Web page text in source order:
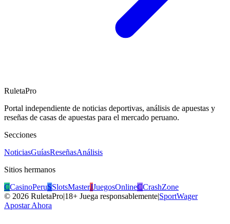
RuletaPro
Portal independiente de noticias deportivas, análisis de apuestas y
reseñas de casas de apuestas para el mercado peruano.
Secciones
NoticiasGuíasReseñasAnálisis
Sitios hermanos
CCasinoPeruSSlotsMasterJJuegosOnlineCCrashZone
© 2026 RuletaPro|18+ Juega responsablemente|SportWager
Apostar Ahora